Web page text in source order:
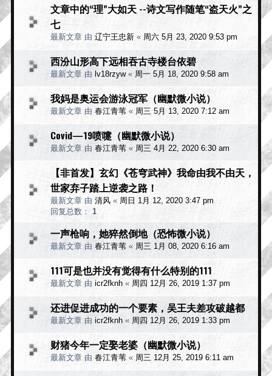
文章中的“理”大如天 --诗文写作随笔“盗天火”之
七
最新文章 由 辽宁王忠新 « 周六 5月 23, 2020 9:53 pm
西汾山形高下远相吞古寺楼台依碧
最新文章 由 lv18rzyw« 周一 5月 18, 2020 9:58 am
我妈是奥运会游泳冠军（幽默微小说）
最新文章 由 春江青苇 « 周三 5月 13, 2020 7:12 am
Covid—19喷嚏（幽默微小说）
最新文章 由 春江青苇 « 周三 4月 22, 2020 6:30 am
【非首发】玄幻《苍穹武神》我命由我不由天，
世家弃子踏上逆袭之路！
最新文章 由 清风 « 周日 1月 12, 2020 3:47 pm
回复总数： 1
一声枪响，她猝然倒地（恐怖微小说）
最新文章 由 春江青苇 « 周三 1月 08, 2020 6:16 am
111可是也并没有觉得有什么特别的111
最新文章 由 icr2fknh « 周四 12月 26, 2019 1:37 pm
还进促进成功的一个要素，吴王夫差攻破越都
最新文章 由 icr2fknh « 周四 12月 26, 2019 1:33 pm
财猪今年一定娶老婆（幽默微小说）
最新文章 由 春江青苇 « 周三 12月 25, 2019 6:11 am